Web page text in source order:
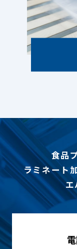
食品
ラミネート
エ